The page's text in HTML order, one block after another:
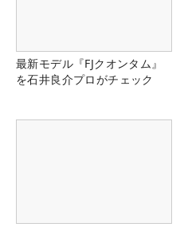
最新モデル『FJクオンタム』
を石井良介プロがチェック